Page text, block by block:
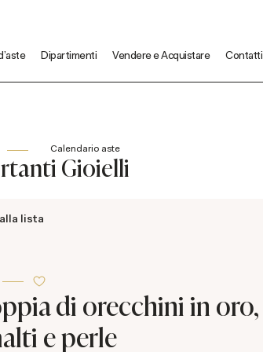
Dipartimenti Vendere e Acquistare Contatti
Calendario aste
Gioielli
lista
di orecchini in oro,
e perle